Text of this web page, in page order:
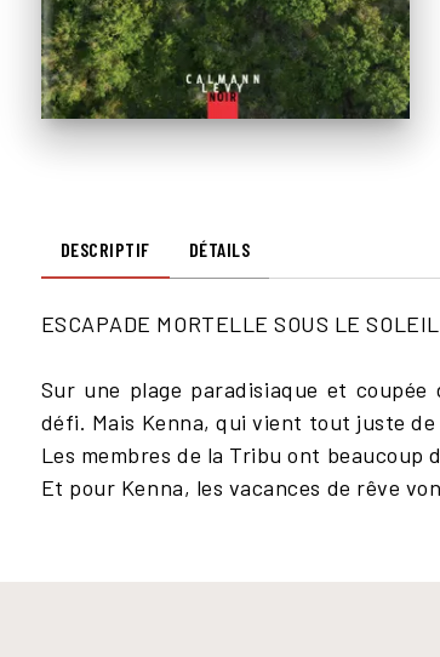
DESCRIPTIF DÉTAILS
ESCAPADE MORTELLE SOUS LE
Sur une plage paradisiaque et
défi. Mais Kenna, qui vient tout juste
Les membres de la Tribu ont
Et pour Kenna, les vacances de rêve